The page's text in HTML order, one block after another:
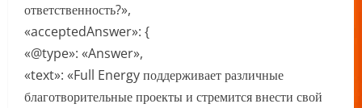
ответственность?»,
«acceptedAnswer»: {
«@type»: «Answer»,
«text»: «Full Energy поддерживает различные
благотворительные проекты и стремится внести свой